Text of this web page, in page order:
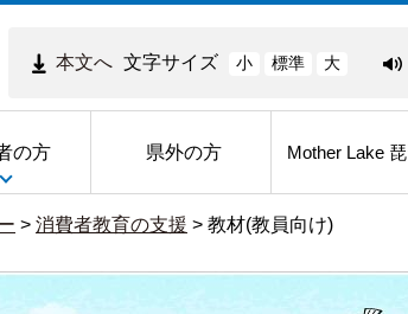
本文へ 文字サイズ 小 標準 大
の方 県外の方 Mother Lake
> 消費者教育の支援 > 教材(教員向け)